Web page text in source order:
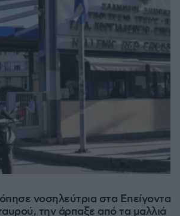
νοσηλεύτρια στα Επείγοντα
την άρπαξε από τα μαλλιά